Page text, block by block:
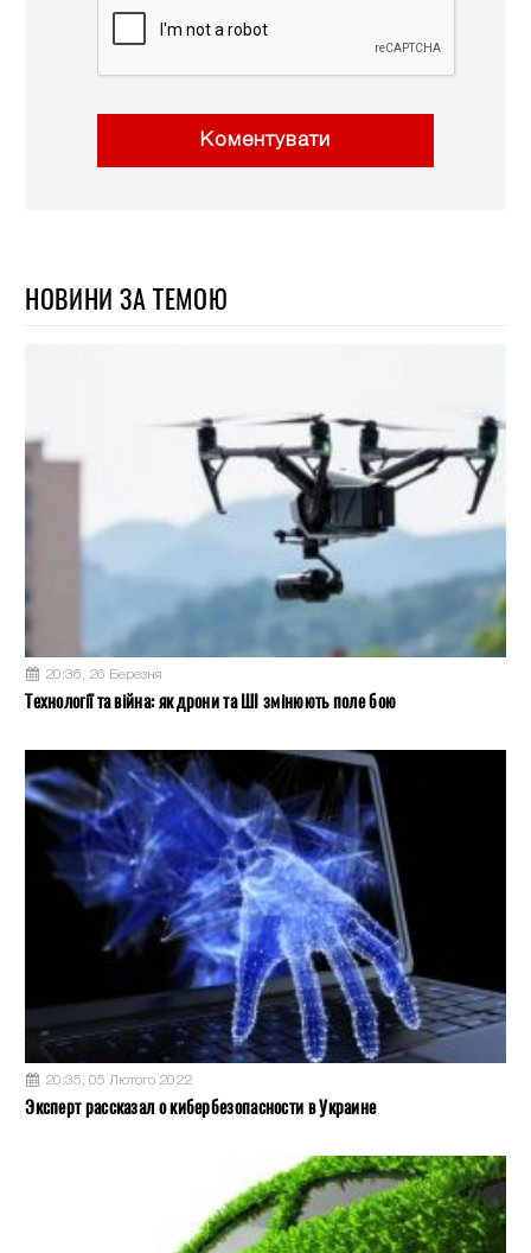
Коментувати
НОВИНИ ЗА ТЕМОЮ
20:36, 26 Березня
Технології та війна: як дрони та ШІ змінюють поле бою
20:35, 05 Лютого 2022
Эксперт рассказал о кибербезопасности в Украине